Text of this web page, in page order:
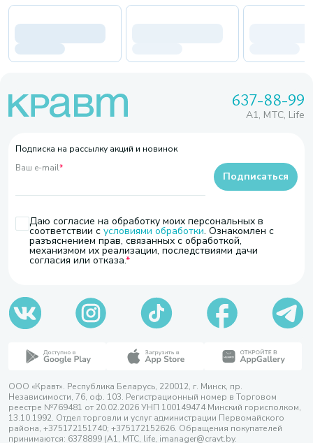
637-88-99
A1, МТС, Life
Подписка на рассылку акций и новинок
Ваш e-mail*
Даю согласие на обработку моих персональных в
соответствии с условиями обработки. Ознакомлен с
разъяснением прав, связанных с обработкой,
механизмом их реализации, последствиями дачи
согласия или отказа.
Подписаться
ООО «Кравт». Республика Беларусь, 220012, г. Минск, пр.
Независимости, 76, оф. 103. Регистрационный номер в Торговом
реестре №769481 от 20.02.2026 УНП 100149474 Минский горисполком,
13.10.1992. Отдел торговли и услуг администрации Первомайского
района, +375172151740; +375172152626. Обращения покупателей
принимаются: 6378899 (А1, МТС, life, imanager@cravt.by.